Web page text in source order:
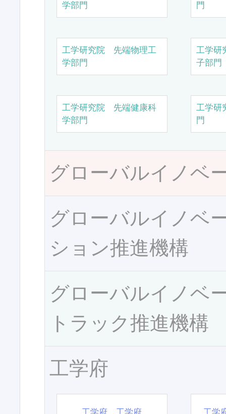
学部門
門
工学研究院 先端物理工
学部門
工学研
子部門
工学研究院 先端健康科
学部門
工学研
門
グローバルイノベ
グローバルイノベ
ション推進機構
グローバルイノベ
トラック推進機構
工学府